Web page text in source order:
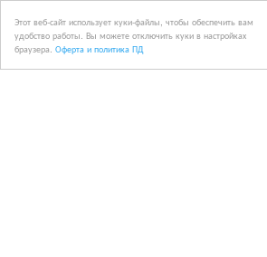
Этот веб-сайт использует куки-файлы, чтобы обеспечить вам
удобство работы. Вы можете отключить куки в настройках
браузера. Оферта и политика ПД